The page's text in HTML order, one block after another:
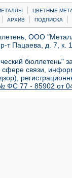
|
ЦВЕТНЫЕ
| АРХИВ | ПОДПИСКА |
ООО
т Пацаева, д. 7,
бюллетень"
связи,
ФС 77 - 85902 от 04